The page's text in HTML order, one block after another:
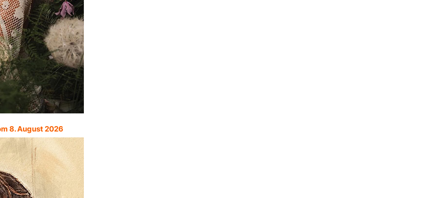
8. August 2026